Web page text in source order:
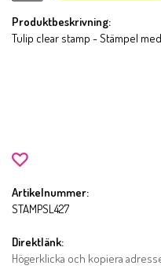
Produktbeskrivning:
Tulip clear stamp - Stämpel
Artikelnummer:
STAMPSL427
Direktlänk:
Högerklicka och kopiera